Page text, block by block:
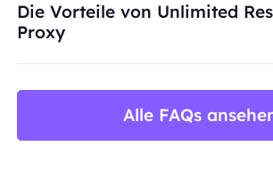
Die Vorteile von Unlimited
Proxy
Alle FAQs